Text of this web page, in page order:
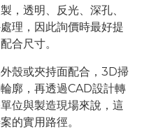
，透明、反光、深孔、
理，因此詢價時最好提
合尺寸。
殼或夾持面配合，3D掃
廓，再透過CAD設計轉
位與製造現場來說，這
的實用路徑。